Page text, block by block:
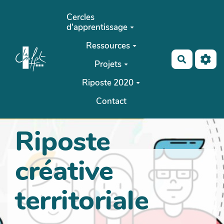
Aller au contenu principal
Cercles
d'apprentissage
Ressources
Projets
Riposte 2020
Contact
Riposte
créative
territoriale